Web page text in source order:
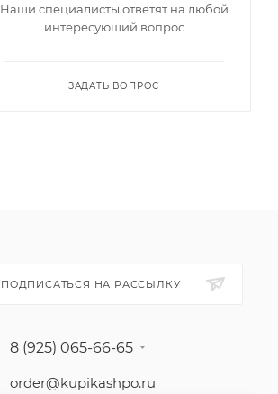
Наши специалисты ответят на любой
интересующий вопрос
ЗАДАТЬ ВОПРОС
ПОДПИСАТЬСЯ НА РАССЫЛКУ
8 (925) 065-66-65
order@kupikashpo.ru